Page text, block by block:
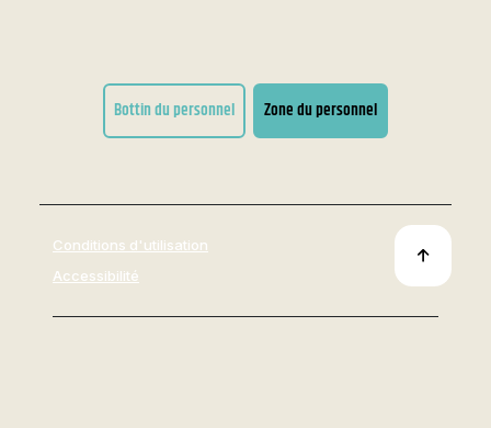
Bottin du personnel Zone du personnel
Conditions d'utilisation
Accessibilité